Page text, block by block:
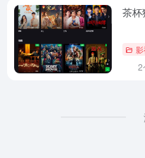
茶杯
2